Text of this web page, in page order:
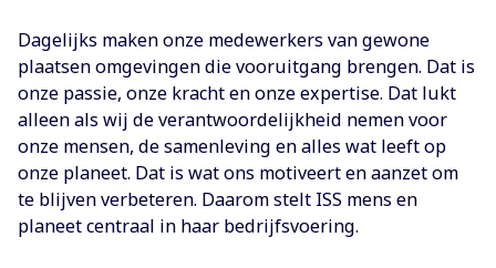
Dagelijks maken onze medewerkers van gewone
plaatsen omgevingen die vooruitgang brengen. Dat is
onze passie, onze kracht en onze expertise. Dat lukt
alleen als wij de verantwoordelijkheid nemen voor
onze mensen, de samenleving en alles wat leeft op
onze planeet. Dat is wat ons motiveert en aanzet om
te blijven verbeteren. Daarom stelt ISS mens en
planeet centraal in haar bedrijfsvoering.